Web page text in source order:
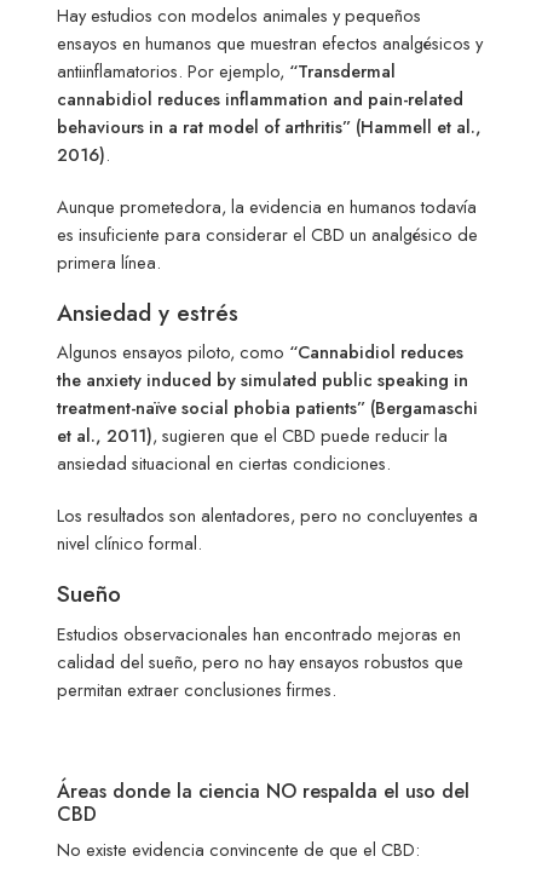
Hay estudios con modelos animales y pequeños
ensayos en humanos que muestran efectos analgésicos y
antiinflamatorios. Por ejemplo, “Transdermal
cannabidiol reduces inflammation and pain-related
behaviours in a rat model of arthritis” (Hammell et al.,
2016).
Aunque prometedora, la evidencia en humanos todavía
es insuficiente para considerar el CBD un analgésico de
primera línea.
Ansiedad y estrés
Algunos ensayos piloto, como “Cannabidiol reduces
the anxiety induced by simulated public speaking in
treatment-naïve social phobia patients” (Bergamaschi
et al., 2011), sugieren que el CBD puede reducir la
ansiedad situacional en ciertas condiciones.
Los resultados son alentadores, pero no concluyentes a
nivel clínico formal.
Sueño
Estudios observacionales han encontrado mejoras en
calidad del sueño, pero no hay ensayos robustos que
permitan extraer conclusiones firmes.
Áreas donde la ciencia NO respalda el uso del
CBD
No existe evidencia convincente de que el CBD: